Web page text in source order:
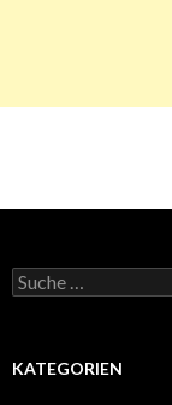
Suche
nach:
KATEGORIEN